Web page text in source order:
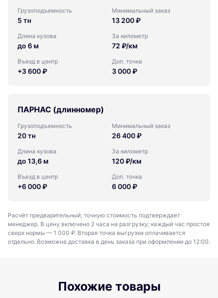
Грузоподъемность
5 тн
Минимальный заказ
13 200 ₽
Длина кузова
до 6 м
За километр
72 ₽/км
Въезд в центр
+3 600 ₽
Доп. точка
3 000 ₽
ПАРНАС (длинномер)
Грузоподъемность
20 тн
Минимальный заказ
26 400 ₽
Длина кузова
до 13,6 м
За километр
120 ₽/км
Въезд в центр
+6 000 ₽
Доп. точка
6 000 ₽
Расчёт предварительный, точную стоимость подтверждает
менеджер. В цену включено 2 часа на разгрузку; каждый час простоя
сверх нормы — 1 000 ₽. Вторая точка выгрузки оплачивается
отдельно. Возможна доставка в день заказа при оформлении до 12:00.
Похожие товары